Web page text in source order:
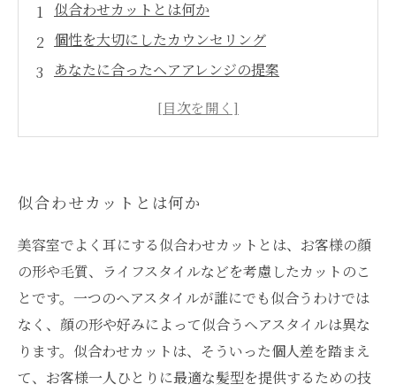
似合わせカットとは何か
個性を大切にしたカウンセリング
あなたに合ったヘアアレンジの提案
トレンドを取り入れつつも、自分に合ったスタ
似合わせカットとは何か
美容室でよく耳にする似合わせカットとは、お客様の顔
の形や毛質、ライフスタイルなどを考慮したカットのこ
とです。一つのヘアスタイルが誰にでも似合うわけでは
なく、顔の形や好みによって似合うヘアスタイルは異な
ります。似合わせカットは、そういった個人差を踏まえ
て、お客様一人ひとりに最適な髪型を提供するための技